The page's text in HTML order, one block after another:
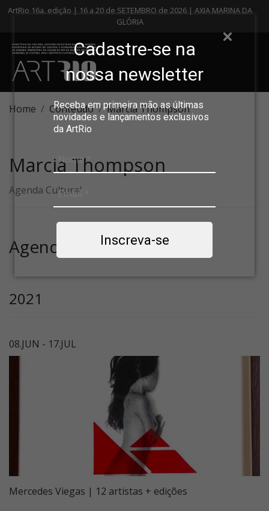
Cadastre-se na
nossa newsletter
Receba em primeira mão as últimas
novidades e lançamentos exclusivos
da ArtRio
Inscreva-se
ArtRio 16a. edição | 16 a 20 de SETEMBRO de 2026 | AXIA MARINA DA
GLÓRIA
Home Conteúdo Marcia Thompson
Marcia Thompson
Agenda Cultural
Agenda Cultural
2021
08.JUN - 17.JUL
Mercedes Viegas | 12 artistas + edições